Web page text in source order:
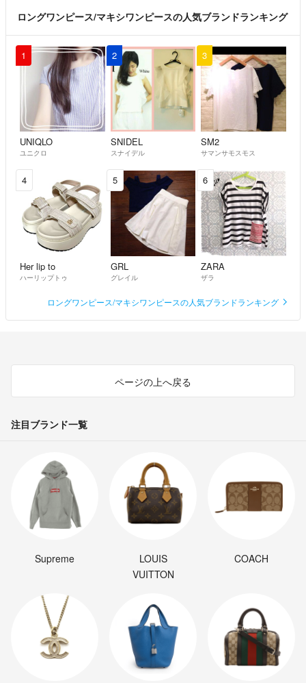
ロングワンピース/マキシワンピースの人気ブランドランキング
1
UNIQLO
ユニクロ
2
SNIDEL
スナイデル
3
SM2
サマンサモスモス
4
Her lip to
ハーリップトゥ
5
GRL
グレイル
6
ZARA
ザラ
ロングワンピース/マキシワンピースの人気ブランドランキング
ページの上へ戻る
注目ブランド一覧
Supreme
LOUIS
VUITTON
COACH